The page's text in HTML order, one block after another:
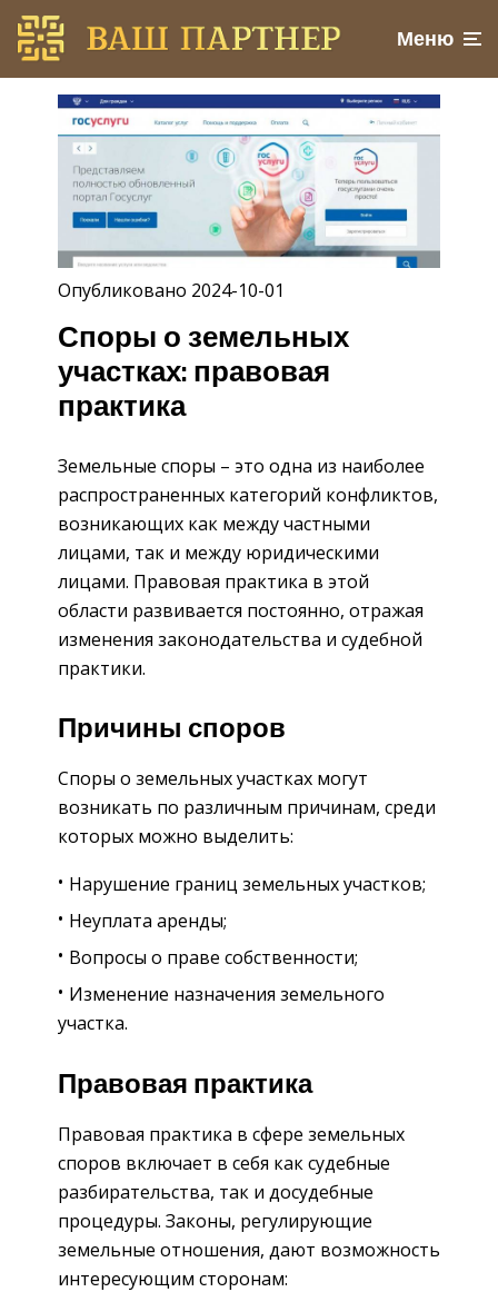
Меню
Опубликовано 2024-10-01
Споры о земельных
участках: правовая
практика
Земельные споры – это одна из наиболее
распространенных категорий конфликтов,
возникающих как между частными
лицами, так и между юридическими
лицами. Правовая практика в этой
области развивается постоянно, отражая
изменения законодательства и судебной
практики.
Причины споров
Споры о земельных участках могут
возникать по различным причинам, среди
которых можно выделить:
Нарушение границ земельных участков;
Неуплата аренды;
Вопросы о праве собственности;
Изменение назначения земельного
участка.
Правовая практика
Правовая практика в сфере земельных
споров включает в себя как судебные
разбирательства, так и досудебные
процедуры. Законы, регулирующие
земельные отношения, дают возможность
интересующим сторонам: